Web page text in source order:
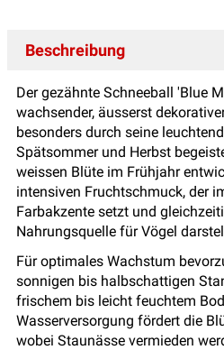
Beschreibung
Der gezähnte Schneeball 'Blue
wachsender, äusserst
besonders durch seine
Spätsommer und Herbst
weissen Blüte im Frühjahr
intensiven Fruchtschmuck, der
Farbakzente setzt und
Nahrungsquelle für Vögel
Für optimales Wachstum
sonnigen bis halbschattigen
frischem bis leicht feuchtem
Wasserversorgung fördert die
wobei Staunässe vermieden